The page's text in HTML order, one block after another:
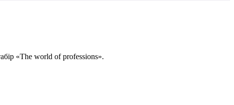
«Тhe world of professions».